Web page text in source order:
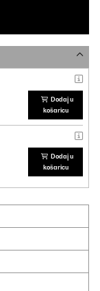
Dodaj u
košaricu
Dodaj u
košaricu